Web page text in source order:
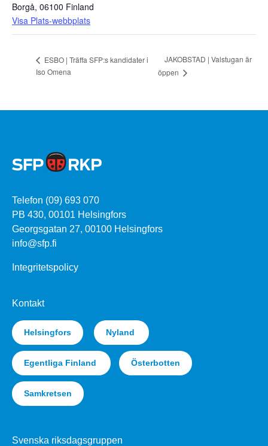
Borgå, 06100 Finland
Visa Plats-webbplats
ESBO | Träffa SFP:s kandidater i
Iso Omena
JAKOBSTAD | Valstugan är
öppen
Telefon (09) 693 070
PB 430, 00101 Helsingfors
Georgsgatan 27, 00100 Helsingfors
info@sfp.fi
Integritetspolicy
Kontakt
Helsingfors Nyland
Egentliga Finland Österbotten
Samkretsen
Svenska riksdagsgruppen